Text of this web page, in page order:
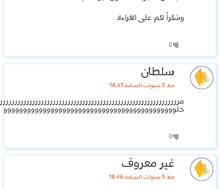
وشكراً لكم على القراءة.
0
سلطان
منذ 5 سنوات الساعة 18:47
حلوووووووووووووووووووووووووووووووووووووووووووو
0
غير معروف
منذ 5 سنوات الساعة 18:46